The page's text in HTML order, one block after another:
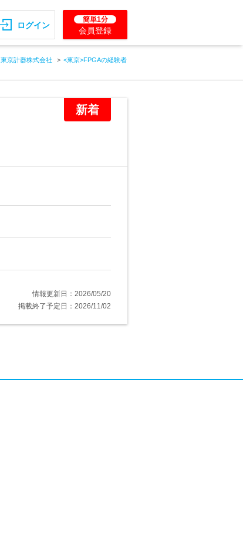
ログイン
簡単1分
会員登録
東京計器株式会社
<東京>FPGAの経験者
新着
情報更新日：2026/05/20
掲載終了予定日：2026/11/02